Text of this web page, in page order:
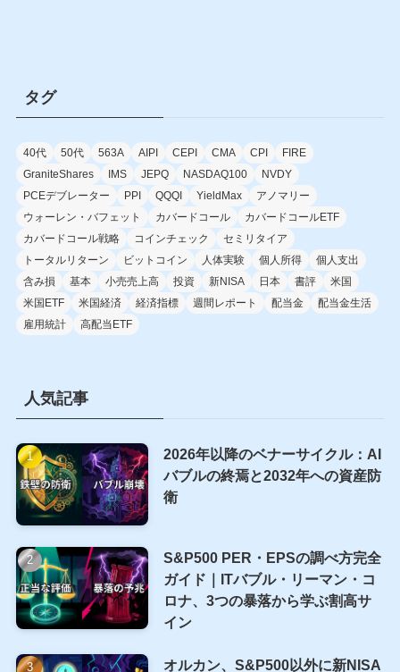
タグ
40代 50代 563A AIPI CEPI CMA CPI
FIRE
GraniteShares
IMS JEPQ NASDAQ100
NVDY
PCEデブレーター
PPI QQQI YieldMax
アノマリー
ウォーレン・バフェット
カバードコール
カバードコールETF
カバードコール戦略
コインチェック
セミリタイア
トータルリターン
ビットコイン 人体実験 個人所得
個人支出
含み損
基本 小売売上高 投資 新NISA 日本 書評
米国
米国ETF
米国経済 経済指標 週間レポート 配当金
配当金生活
雇用統計
高配当ETF
人気記事
2026年以降のベナーサイクル：AI
バブルの終焉と2032年への資産防
衛
S&P500 PER・EPSの調べ方完全
ガイド｜ITバブル・リーマン・コ
ロナ、3つの暴落から学ぶ割高サ
イン
オルカン、S&P500以外に新NISA